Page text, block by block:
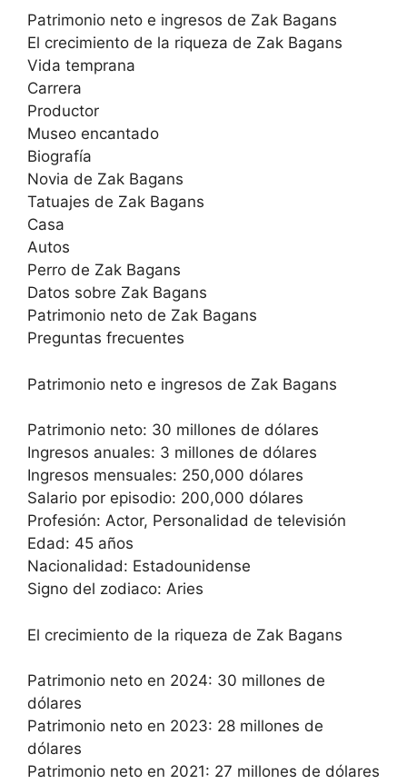
Patrimonio neto e ingresos de Zak Bagans
El crecimiento de la riqueza de Zak Bagans
Vida temprana
Carrera
Productor
Museo encantado
Biografía
Novia de Zak Bagans
Tatuajes de Zak Bagans
Casa
Autos
Perro de Zak Bagans
Datos sobre Zak Bagans
Patrimonio neto de Zak Bagans
Preguntas frecuentes
Patrimonio neto e ingresos de Zak Bagans
Patrimonio neto: 30 millones de dólares
Ingresos anuales: 3 millones de dólares
Ingresos mensuales: 250,000 dólares
Salario por episodio: 200,000 dólares
Profesión: Actor, Personalidad de televisión
Edad: 45 años
Nacionalidad: Estadounidense
Signo del zodiaco: Aries
El crecimiento de la riqueza de Zak Bagans
Patrimonio neto en 2024: 30 millones de
dólares
Patrimonio neto en 2023: 28 millones de
dólares
Patrimonio neto en 2021: 27 millones de dólares